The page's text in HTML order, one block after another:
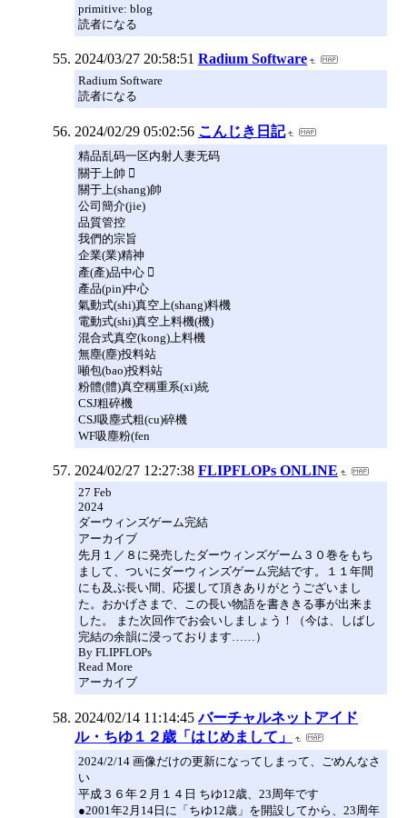
primitive: blog
読者になる
2024/03/27 20:58:51 Radium Software
Radium Software
読者になる
2024/02/29 05:02:56 こんじき日記
精品乱码一区内射人妻无码
關于上帥 
關于上(shang)帥
公司簡介(jie)
品質管控
我們的宗旨
企業(業)精神
產(產)品中心 
產品(pin)中心
氣動式(shi)真空上(shang)料機
電動式(shi)真空上料機(機)
混合式真空(kong)上料機
無塵(塵)投料站
噸包(bao)投料站
粉體(體)真空稱重系(xi)統
CSJ粗碎機
CSJ吸塵式粗(cu)碎機
WF吸塵粉(fen
2024/02/27 12:27:38 FLIPFLOPs ONLINE
27 Feb
2024
ダーウィンズゲーム完結
アーカイブ
先月１／８に発売したダーウィンズゲーム３０巻をもち
まして、ついにダーウィンズゲーム完結です。１１年間
にも及ぶ長い間、応援して頂きありがとうございまし
た。おかげさまで、この長い物語を書ききる事が出来ま
した。 また次回作でお会いしましょう！（今は、しばし
完結の余韻に浸っております……）
By FLIPFLOPs
Read More
アーカイブ
2024/02/14 11:14:45 バーチャルネットアイド
ル・ちゆ１２歳「はじめまして」
2024/2/14 画像だけの更新になってしまって、ごめんなさ
い
平成３６年２月１４日 ちゆ12歳、23周年です
●2001年2月14日に「ちゆ12歳」を開設してから、23周年